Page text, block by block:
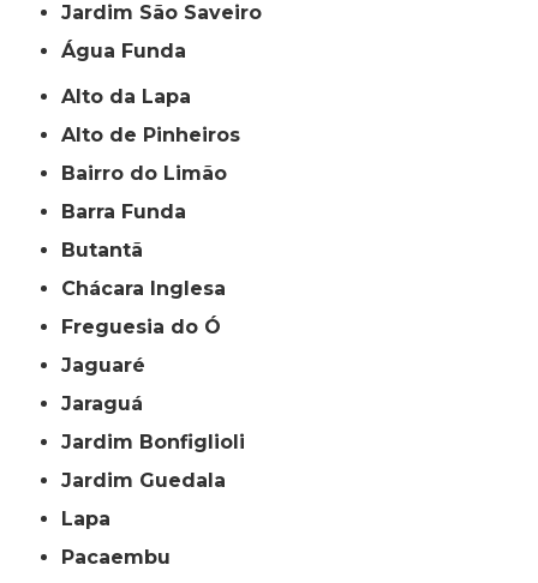
jardim São Saveiro
Água Funda
Alto da Lapa
Alto de Pinheiros
Bairro do Limão
Barra Funda
Butantã
Chácara Inglesa
Freguesia do Ó
Jaguaré
Jaraguá
Jardim Bonfiglioli
Jardim Guedala
Lapa
Pacaembu